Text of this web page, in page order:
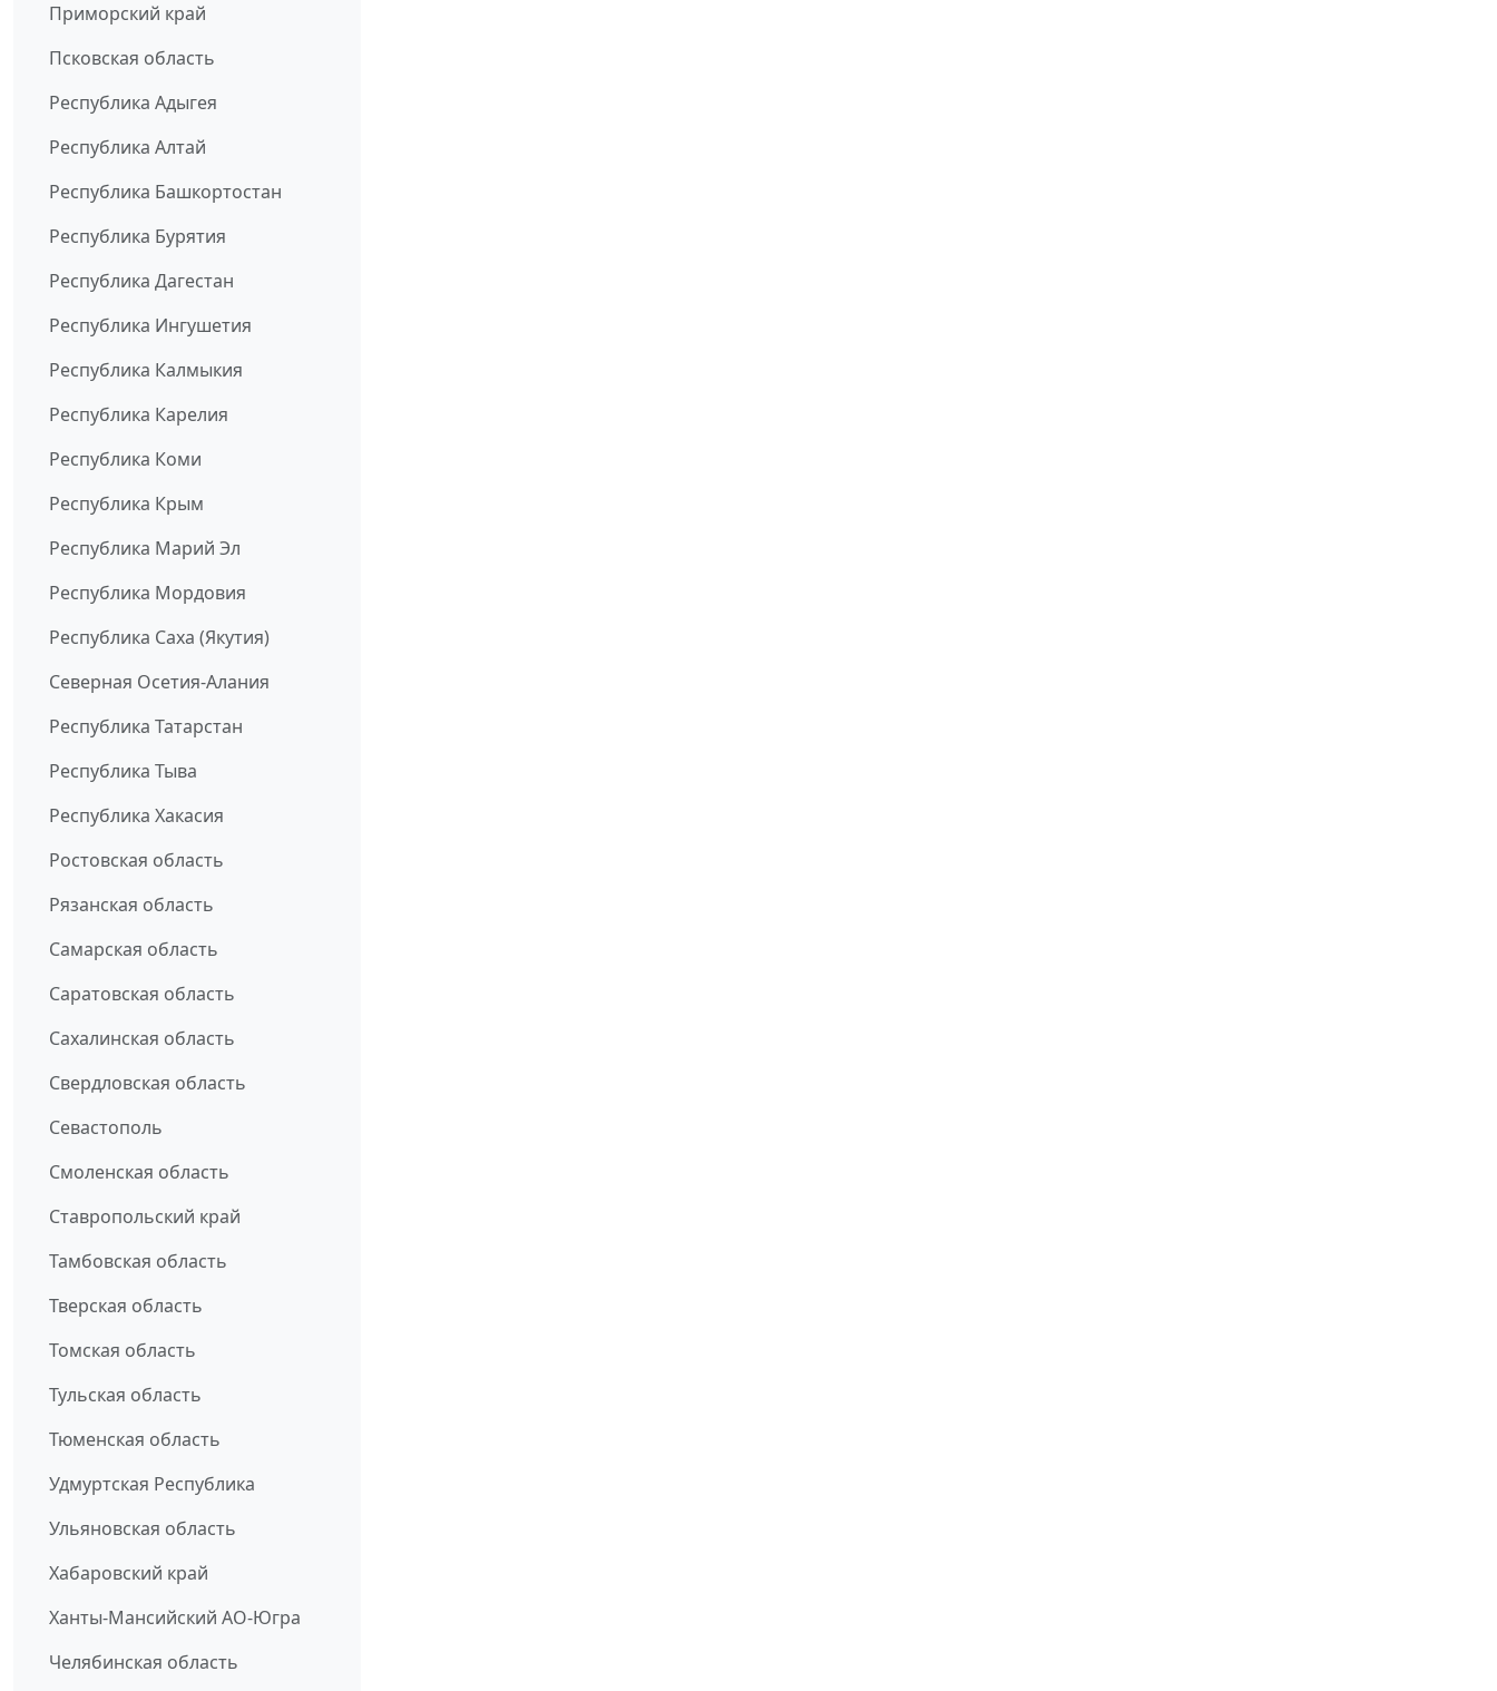
Приморский край
Псковская область
Республика Адыгея
Республика Алтай
Республика Башкортостан
Республика Бурятия
Республика Дагестан
Республика Ингушетия
Республика Калмыкия
Республика Карелия
Республика Коми
Республика Крым
Республика Марий Эл
Республика Мордовия
Республика Саха (Якутия)
Северная Осетия-Алания
Республика Татарстан
Республика Тыва
Республика Хакасия
Ростовская область
Рязанская область
Самарская область
Саратовская область
Сахалинская область
Свердловская область
Севастополь
Смоленская область
Ставропольский край
Тамбовская область
Тверская область
Томская область
Тульская область
Тюменская область
Удмуртская Республика
Ульяновская область
Хабаровский край
Ханты-Мансийский АО-Югра
Челябинская область